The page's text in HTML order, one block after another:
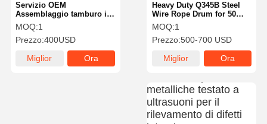
Fatory Tour
Controllo Di
Qualità
Contattaci Notizie
Heavy Duty Q345B Steel
Wire Rope Drum for 50
Ton Double Girder
Overhead Crane Trolley
MOQ:1
Prezzo:500-700 USD
Miglior
Ora
Servizio OEM
Assemblaggio tamburo in
acciaio con cuscinetti di
alta qualità per paranco
gru
MOQ:1
Prezzo:400USD
Miglior
Ora